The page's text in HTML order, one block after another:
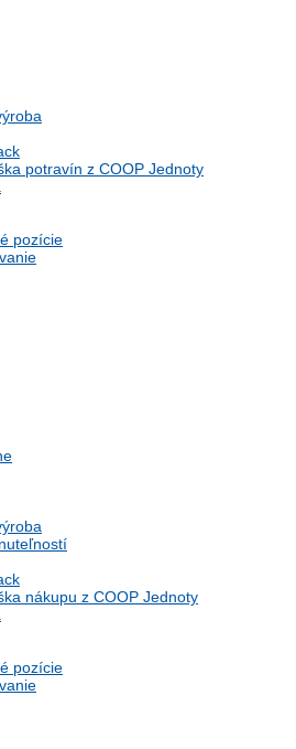
potravín z COOP Jednoty
pozície
nákupu z COOP Jednoty
pozície